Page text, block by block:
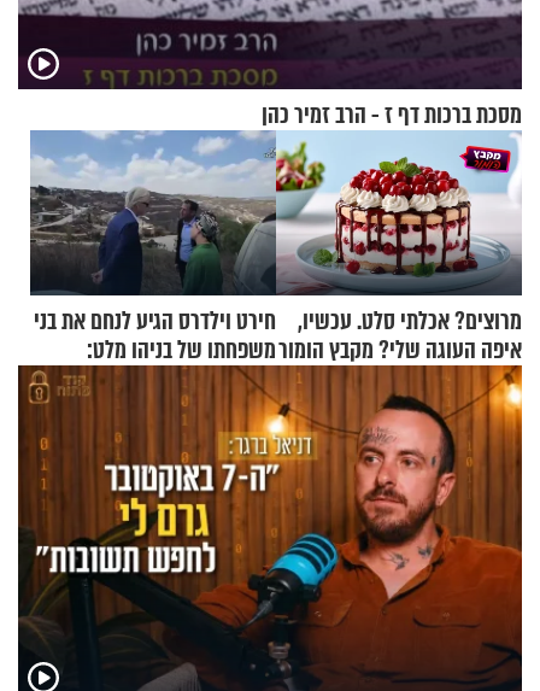
מסכת ברכות דף ז - הרב זמיר כהן
מרוצים? אכלתי סלט. עכשיו,
איפה העוגה שלי? מקבץ הומור
כייפי מספר 1
חירט וילדרס הגיע לנחם את בני
משפחתו של בניהו מלט:
"מיליונים באירופה תומכים
בכם"